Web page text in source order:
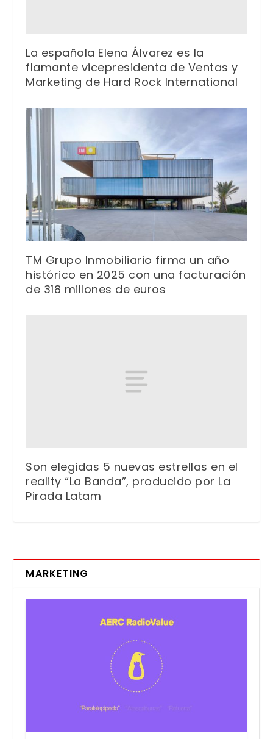
La española Elena Álvarez es la
flamante vicepresidenta de Ventas y
Marketing de Hard Rock International
TM Grupo Inmobiliario firma un año
histórico en 2025 con una facturación
de 318 millones de euros
Son elegidas 5 nuevas estrellas en el
reality “La Banda”, producido por La
Pirada Latam
MARKETING